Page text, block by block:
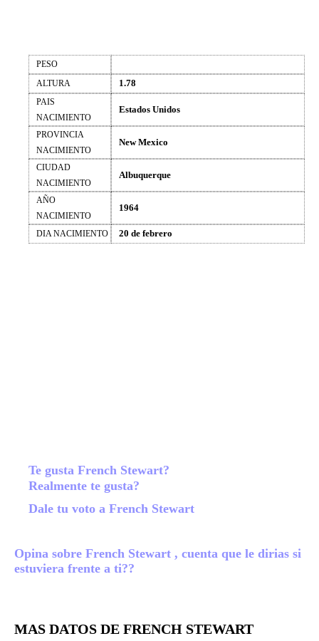
PESO
ALTURA
1.78
PAIS
NACIMIENTO
Estados Unidos
PROVINCIA
NACIMIENTO
New Mexico
CIUDAD
NACIMIENTO
Albuquerque
AÑO
NACIMIENTO
1964
DIA NACIMIENTO 20 de febrero
Te gusta French Stewart?
Realmente te gusta?
Dale tu voto a French Stewart
Opina sobre French Stewart , cuenta que le dirias si
estuviera frente a ti??
MAS DATOS DE FRENCH STEWART